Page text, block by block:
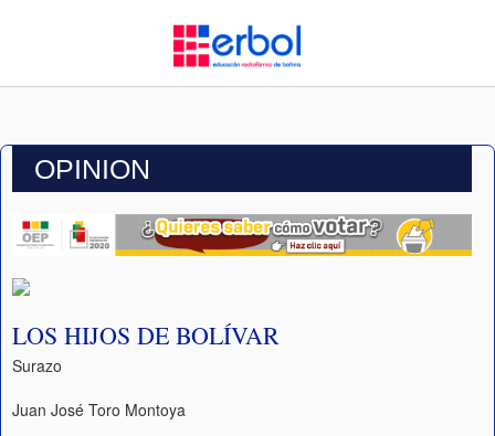
OPINION
LOS HIJOS DE BOLÍVAR
Surazo
Juan José Toro Montoya